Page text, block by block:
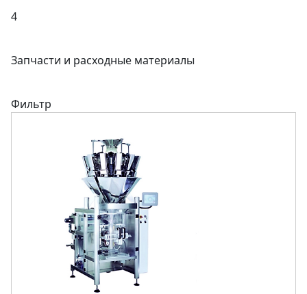
4
Запчасти и расходные материалы
Фильтр